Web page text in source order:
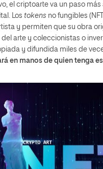
el criptoarte va un paso
Los tokens no fungibles
y permiten que su obra
arte y coleccionistas o
y difundida miles de
en manos de quien tenga